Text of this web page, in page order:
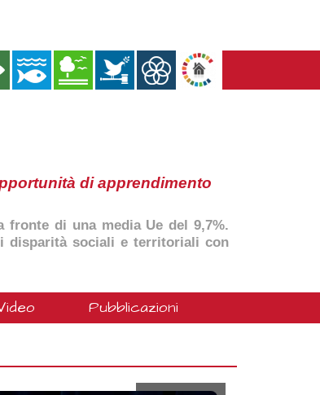
di apprendimento
fronte di una media Ue del 9,7%.
disparità sociali e territoriali con
Pubblicazioni